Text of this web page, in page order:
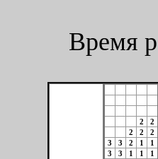
Время
2
2
2
2
2
3
3 2 1
1
3
3 1 1
1